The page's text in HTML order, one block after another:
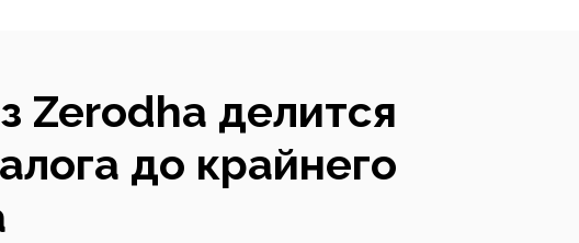
Zerodha делится
до крайнего